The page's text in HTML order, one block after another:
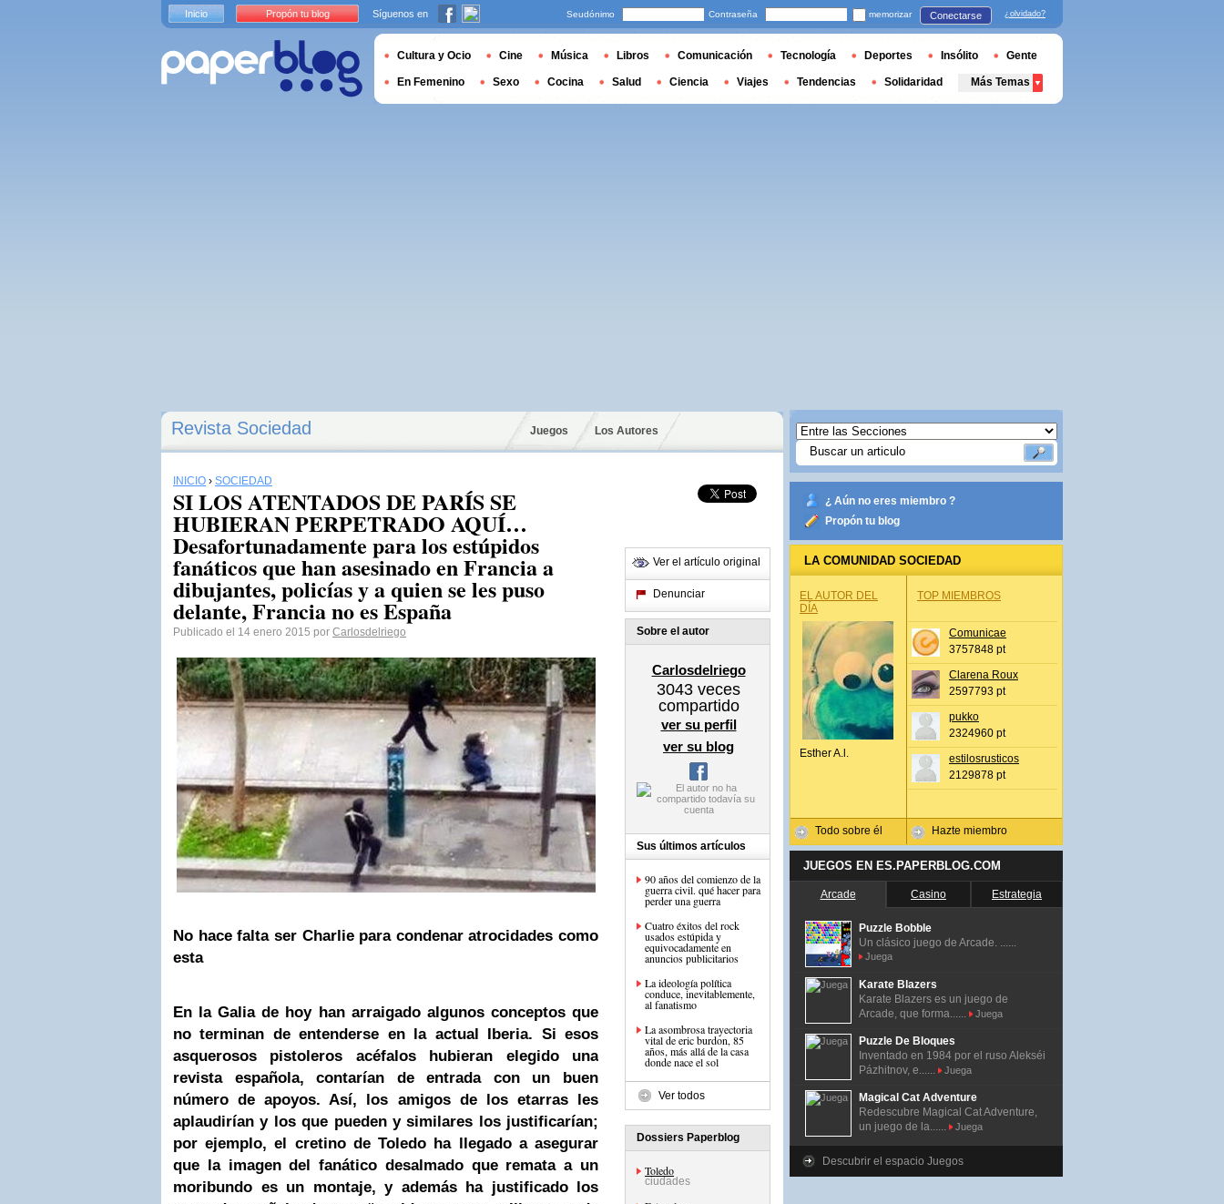
Revista Sociedad Juegos Los Autores
INICIO › SOCIEDAD
SI LOS ATENTADOS DE PARÍS SE
HUBIERAN PERPETRADO AQUÍ…
Desafortunadamente para los estúpidos
fanáticos que han asesinado en Francia a
dibujantes, policías y a quien se les puso
delante, Francia no es España
Publicado el 14 enero 2015 por Carlosdelriego
No hace falta ser Charlie para condenar atrocidades como
esta
En la Galia de hoy han arraigado algunos conceptos que
no terminan de entenderse en la actual Iberia. Si esos
asquerosos pistoleros acéfalos hubieran elegido una
revista española, contarían de entrada con un buen
número de apoyos. Así, los amigos de los etarras les
aplaudirían y los que pueden y similares los justificarían;
por ejemplo, el cretino de Toledo ha llegado a asegurar
que la imagen del fanático desalmado que remata a un
moribundo es un montaje, y además ha justificado los
Ver el artículo original
Denunciar
Sobre el autor
Carlosdelriego
3043 veces
compartido
ver su perfil
ver su blog
Sus últimos artículos
90 años del comienzo de la
guerra civil. qué hacer para
perder una guerra
Cuatro éxitos del rock
usados estúpida y
equivocadamente en
anuncios publicitarios
La ideología política
conduce, inevitablemente,
al fanatismo
La asombrosa trayectoria
vital de eric burdon, 85
años, más allá de la casa
donde nace el sol
Ver todos
Dossiers Paperblog
Toledo
ciudades
¿ Aún no eres miembro ?
Propón tu blog
LA COMUNIDAD SOCIEDAD
EL AUTOR DEL
DÍA
Esther A.l.
Todo sobre él
TOP MIEMBROS
Comunicae
3757848 pt
Clarena Roux
2597793 pt
pukko
2324960 pt
estilosrusticos
2129878 pt
Hazte miembro
JUEGOS EN ES.PAPERBLOG.COM
Arcade Casino Estrategia
Puzzle Bobble
Un clásico juego de Arcade. ......
Juega
Karate Blazers
Karate Blazers es un juego de
Arcade, que forma......
Juega
Puzzle De Bloques
Inventado en 1984 por el ruso Alekséi
Pázhitnov, e......
Juega
Magical Cat Adventure
Redescubre Magical Cat Adventure,
un juego de la......
Juega
Descubrir el espacio Juegos
Inicio Propón tu blog Síguenos en Seudónimo Contraseña memorizar Conectarse ¿olvidado?
Cultura y Ocio Cine Música Libros Comunicación Tecnología Deportes Insólito Gente
En Femenino Sexo Cocina Salud Ciencia Viajes Tendencias Solidaridad Más Temas